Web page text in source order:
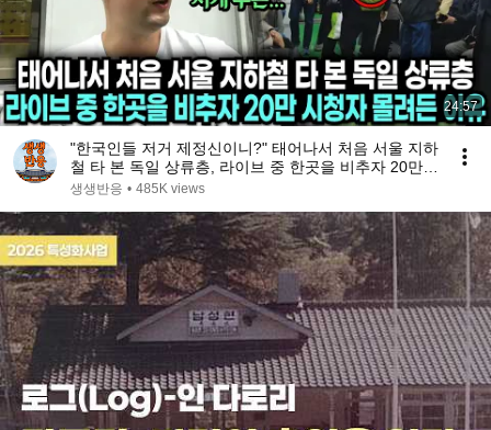
24:57
"한국인들 저거 제정신이니?" 태어나서 처음 서울 지하
철 타 본 독일 상류층, 라이브 중 한곳을 비추자 20만
시청자 몰려든 이유
생생반응 • 485K views